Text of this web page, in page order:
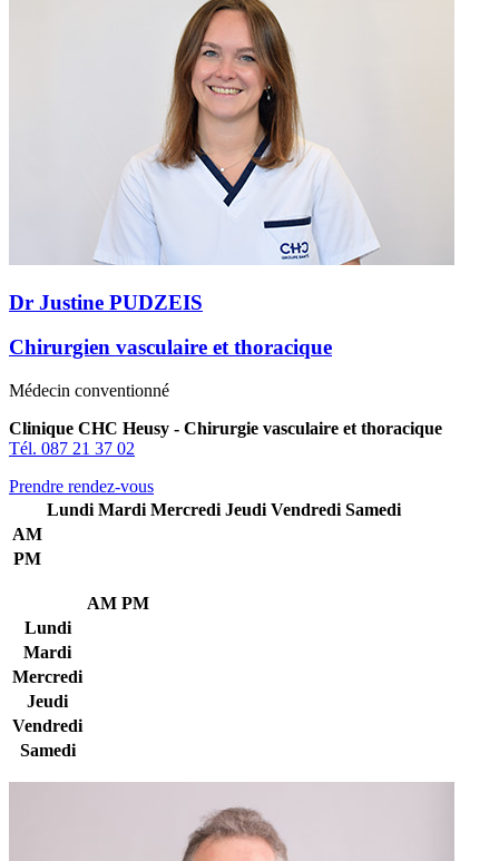
Dr Justine PUDZEIS
Chirurgien vasculaire et thoracique
Médecin conventionné
Clinique CHC Heusy - Chirurgie vasculaire et thoracique
Tél. 087 21 37 02
Prendre rendez-vous
Lundi Mardi Mercredi Jeudi Vendredi Samedi
AM
PM
AM PM
Lundi
Mardi
Mercredi
Jeudi
Vendredi
Samedi